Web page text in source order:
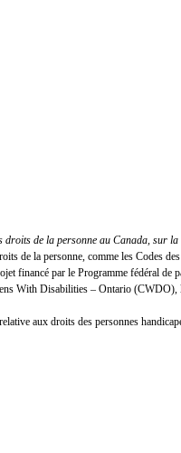
de la personne au Canada,
de la personne, comme les Codes
financé par le Programme fédéral
With Disabilities – Ontario
aux droits des personnes